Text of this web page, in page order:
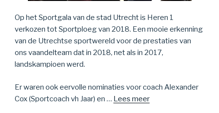
Op het Sportgala van de stad Utrecht is Heren 1
verkozen tot Sportploeg van 2018. Een mooie erkenning
van de Utrechtse sportwereld voor de prestaties van
ons vaandelteam dat in 2018, net als in 2017,
landskampioen werd.
Er waren ook eervolle nominaties voor coach Alexander
Cox (Sportcoach vh Jaar) en … Lees meer